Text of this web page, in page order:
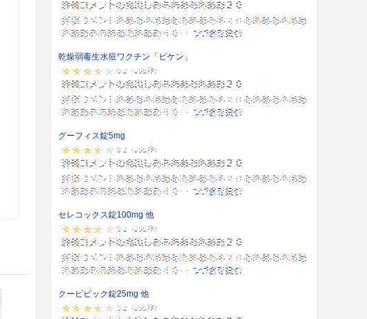
乾燥弱毒生水痘ワクチン「ビケン」
グーフィス錠5mg
セレコックス錠100mg 他
クービビック錠25mg 他